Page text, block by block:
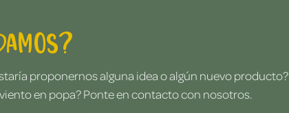
proponernos alguna idea o algún nuevo producto?
en popa? Ponte en contacto con nosotros.